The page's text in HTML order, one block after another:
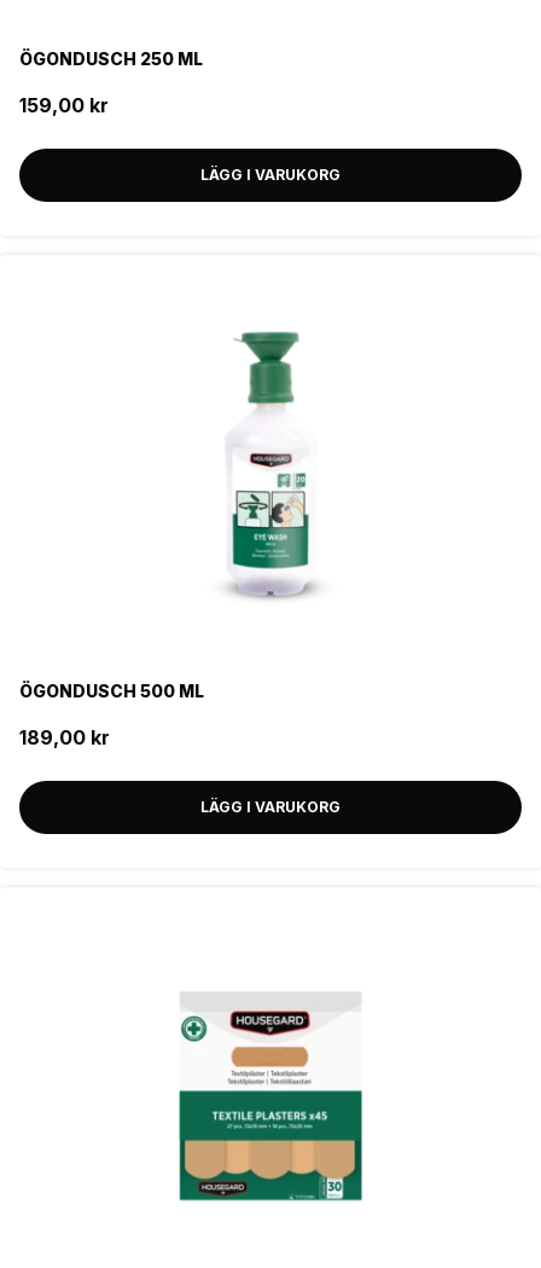
ÖGONDUSCH 250 ML
159,00 kr
LÄGG I VARUKORG
ÖGONDUSCH 500 ML
189,00 kr
LÄGG I VARUKORG